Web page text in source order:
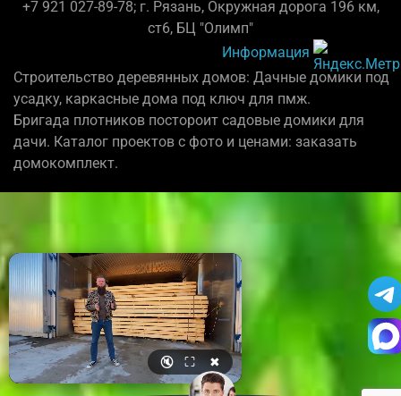
+7 921 027-89-78; г. Рязань, Окружная дорога 196 км,
ст6, БЦ "Олимп"
Информация
Строительство деревянных домов: Дачные домики под
усадку, каркасные дома под ключ для пмж.
Бригада плотников постороит садовые домики для
дачи. Каталог проектов с фото и ценами: заказать
домокомплект.
🔇 ⛶ ✖